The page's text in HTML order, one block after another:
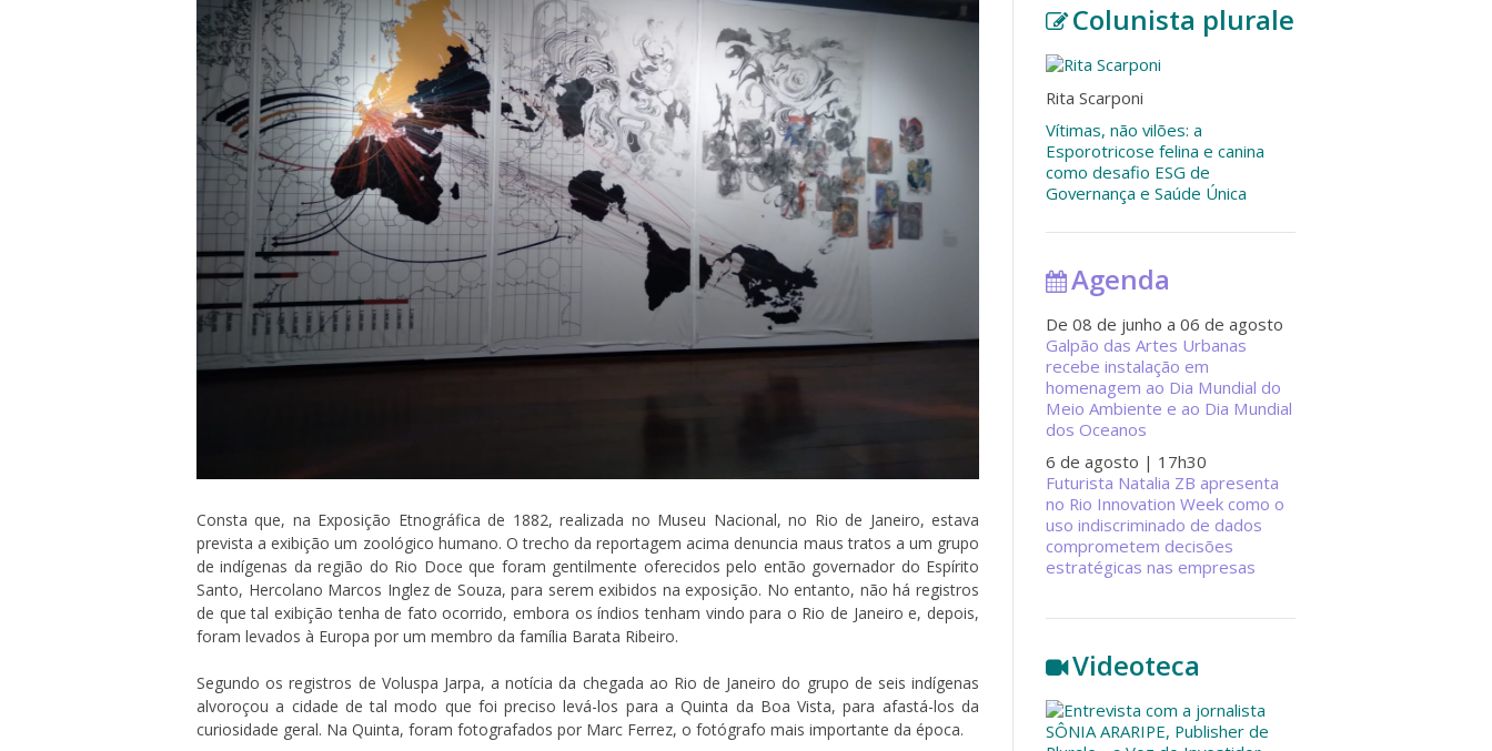
Consta que, na Exposição Etnográfica de 1882, realizada no Museu Nacional, no Rio de Janeiro, estava
prevista a exibição um zoológico humano. O trecho da reportagem acima denuncia maus tratos a um grupo
de indígenas da região do Rio Doce que foram gentilmente oferecidos pelo então governador do Espírito
Santo, Hercolano Marcos Inglez de Souza, para serem exibidos na exposição. No entanto, não há registros
de que tal exibição tenha de fato ocorrido, embora os índios tenham vindo para o Rio de Janeiro e, depois,
foram levados à Europa por um membro da família Barata Ribeiro.
Segundo os registros de Voluspa Jarpa, a notícia da chegada ao Rio de Janeiro do grupo de seis indígenas
alvoroçou a cidade de tal modo que foi preciso levá-los para a Quinta da Boa Vista, para afastá-los da
curiosidade geral. Na Quinta, foram fotografados por Marc Ferrez, o fotógrafo mais importante da época.
Colunista plurale
Rita Scarponi
Vítimas, não vilões: a
Esporotricose felina e canina
como desafio ESG de
Governança e Saúde Única
Agenda
De 08 de junho a 06 de agosto
Galpão das Artes Urbanas
recebe instalação em
homenagem ao Dia Mundial do
Meio Ambiente e ao Dia Mundial
dos Oceanos
6 de agosto | 17h30
Futurista Natalia ZB apresenta
no Rio Innovation Week como o
uso indiscriminado de dados
comprometem decisões
estratégicas nas empresas
Videoteca